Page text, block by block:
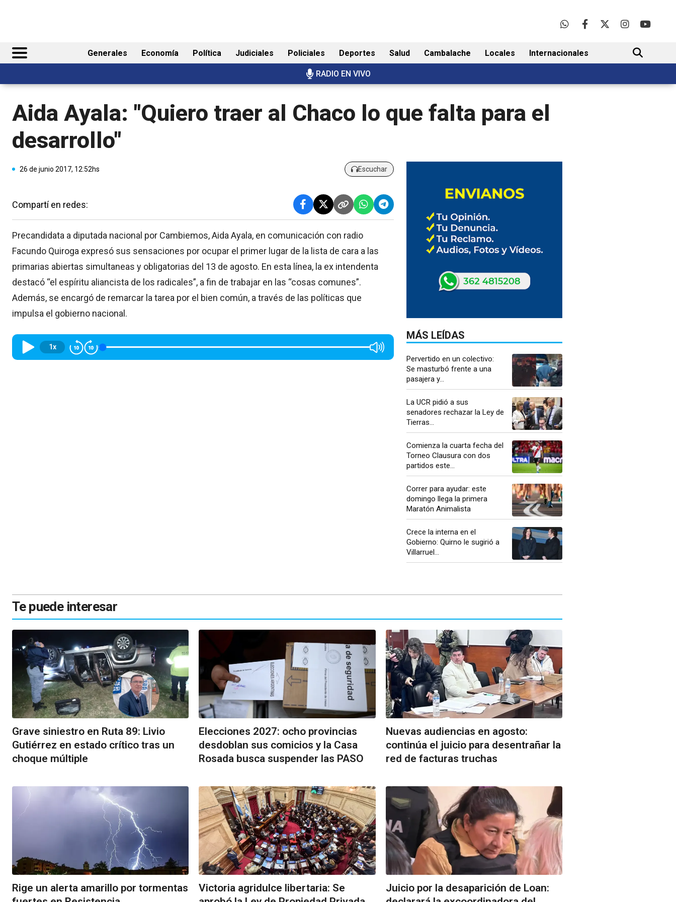
Generales Economía Política Judiciales Policiales Deportes Salud Cambalache Locales Internacionales
RADIO EN VIVO
BUSCAR
Aida Ayala: "Quiero traer al Chaco lo que falta para el
desarrollo"
26 de junio 2017, 12:52hs Escuchar
Compartí en redes:
Precandidata a diputada nacional por Cambiemos, Aida Ayala, en comunicación con radio
Facundo Quiroga expresó sus sensaciones por ocupar el primer lugar de la lista de cara a las
primarias abiertas simultaneas y obligatorias del 13 de agosto. En esta línea, la ex intendenta
destacó “el espíritu aliancista de los radicales”, a fin de trabajar en las “cosas comunes”.
Además, se encargó de remarcar la tarea por el bien común, a través de las políticas que
impulsa el gobierno nacional.
1x
MÁS LEÍDAS
Pervertido en un colectivo:
Se masturbó frente a una
pasajera y...
La UCR pidió a sus
senadores rechazar la Ley de
Tierras...
Comienza la cuarta fecha del
Torneo Clausura con dos
partidos este...
Correr para ayudar: este
domingo llega la primera
Maratón Animalista
Crece la interna en el
Gobierno: Quirno le sugirió a
Villarruel...
Te puede interesar
Grave siniestro en Ruta 89: Livio
Gutiérrez en estado crítico tras un
choque múltiple
Elecciones 2027: ocho provincias
desdoblan sus comicios y la Casa
Rosada busca suspender las PASO
Nuevas audiencias en agosto:
continúa el juicio para desentrañar la
red de facturas truchas
Rige un alerta amarillo por tormentas
Victoria agridulce libertaria: Se
Juicio por la desaparición de Loan: